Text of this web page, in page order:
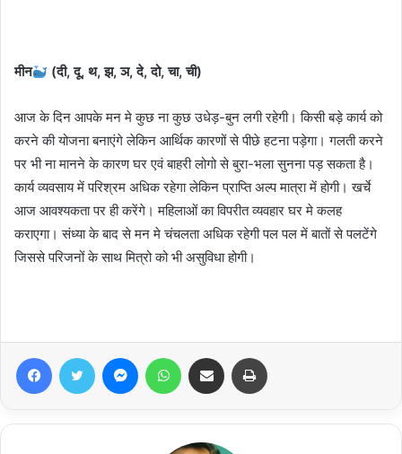
मीन (दी, दू, थ, झ, ञ, दे, दो, चा, ची)
आज के दिन आपके मन मे कुछ ना कुछ उधेड़-बुन लगी रहेगी। किसी बड़े कार्य को
करने की योजना बनाएंगे लेकिन आर्थिक कारणों से पीछे हटना पड़ेगा। गलती करने
पर भी ना मानने के कारण घर एवं बाहरी लोगो से बुरा-भला सुनना पड़ सकता है।
कार्य व्यवसाय में परिश्रम अधिक रहेगा लेकिन प्राप्ति अल्प मात्रा में होगी। खर्चे
आज आवश्यकता पर ही करेंगे। महिलाओं का विपरीत व्यवहार घर मे कलह
कराएगा। संध्या के बाद से मन मे चंचलता अधिक रहेगी पल पल में बातों से पलटेंगे
जिससे परिजनों के साथ मित्रो को भी असुविधा होगी।
FacebookTwitter MessengerWhatsAppShare via Email